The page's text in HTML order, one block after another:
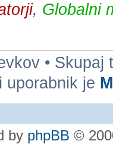
, Globalni
• Skupaj
uporabnik je
by phpBB ©